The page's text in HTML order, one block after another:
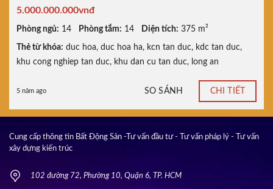
5.000.000.000vnđ
Phòng ngủ: 14 Phòng tắm: 14 Diện tích: 375 m²
Thẻ từ khóa: duc hoa, duc hoa ha, kcn tan duc, kdc tan duc,
khu cong nghiep tan duc, khu dan cu tan duc, long an
5 năm ago SO SÁNH CHI TIẾT
Cung cấp thông tin Bất Động Sản -Tư vấn đầu tư - Tư vấn pháp lý - Tư vấn
xây dựng kiến trúc
102 đường 72, Phường 10, Quận 6, TP. HCM